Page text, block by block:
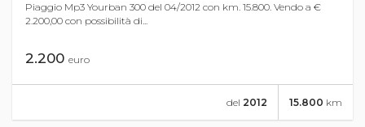
Piaggio Mp3 Yourban 300 del 04/2012 con km. 15.800. Vendo a €
2.200,00 con possibilità di...
2.200 euro
15.800 km
del 2012